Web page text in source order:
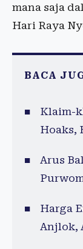
mana saja
Hari Raya
BACA
Klaim-
Hoaks,
Arus
Harga
Anjlok,